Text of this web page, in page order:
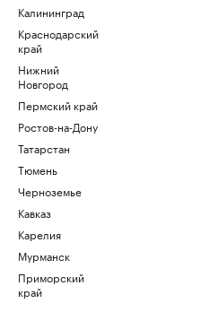
Калининград
Краснодарский
край
Нижний
Новгород
Пермский край
Ростов-на-Дону
Татарстан
Тюмень
Черноземье
Кавказ
Карелия
Мурманск
Приморский
край